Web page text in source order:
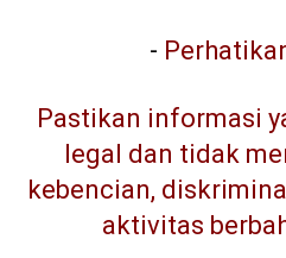
-
Pastikan informasi
legal dan tidak
kebencian,
aktivitas